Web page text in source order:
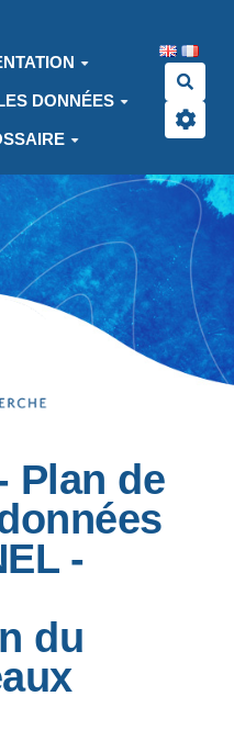
DONNÉES
Plan de
-
du